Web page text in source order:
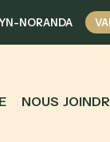
NORANDA
NOUS JOINDR